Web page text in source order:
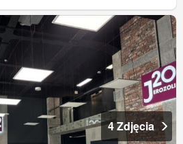
4 Zdjęcia